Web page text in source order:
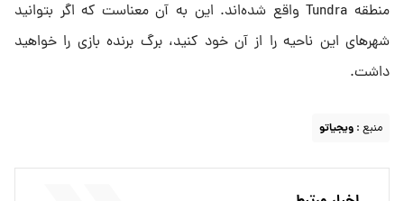
منطقه Tundra واقع شده‌اند. این به آن معناست که اگر بتوانید
شهرهای این ناحیه را از آن خود کنید، برگ برنده بازی را خواهید
داشت.
منبع : ویجیاتو